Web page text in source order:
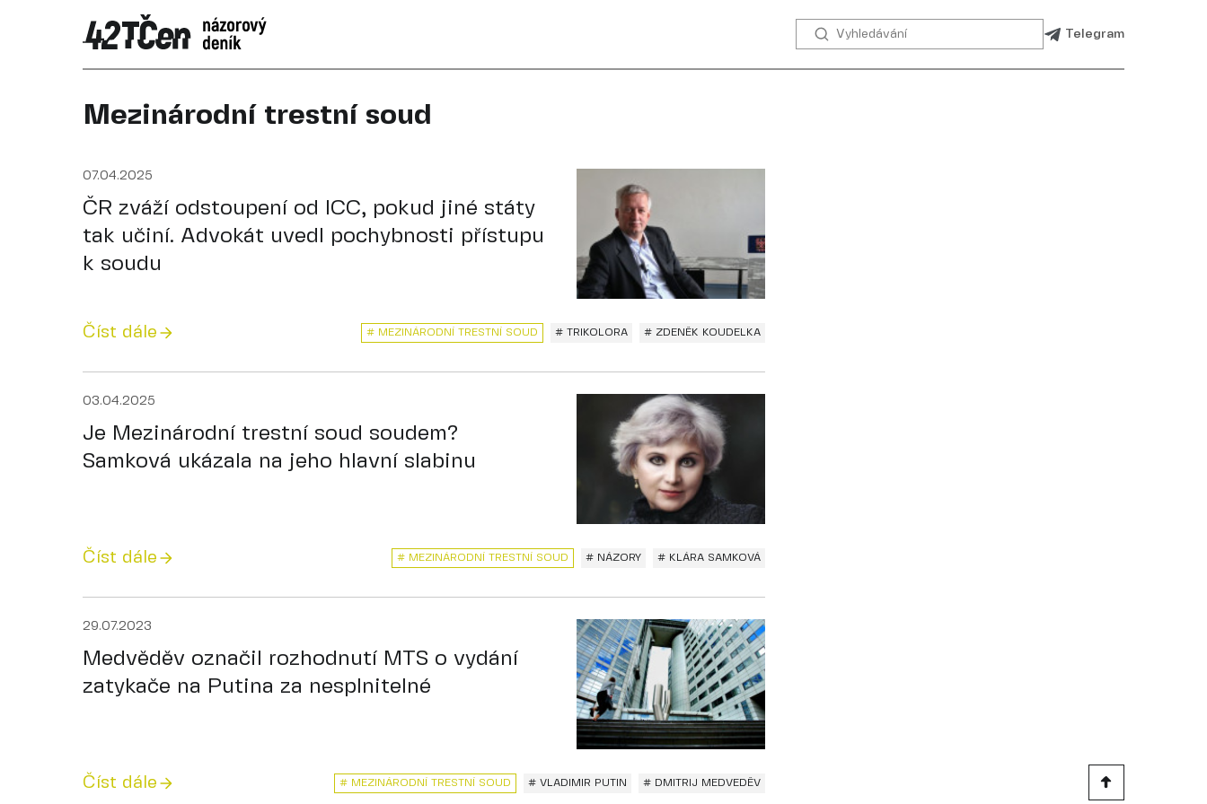
Telegram
Mezinárodní trestní soud
07.04.2025
ČR zváží odstoupení od ICC, pokud jiné státy
tak učiní. Advokát uvedl pochybnosti přístupu
k soudu
Číst dále # MEZINÁRODNÍ TRESTNÍ SOUD # TRIKOLORA # ZDENĚK KOUDELKA
03.04.2025
Je Mezinárodní trestní soud soudem?
Samková ukázala na jeho hlavní slabinu
Číst dále # MEZINÁRODNÍ TRESTNÍ SOUD # NÁZORY # KLÁRA SAMKOVÁ
29.07.2023
Medvěděv označil rozhodnutí MTS o vydání
zatykače na Putina za nesplnitelné
Číst dále # VLADIMIR PUTIN # DMITRIJ MEDVEDĚV
# MEZINÁRODNÍ TRESTNÍ SOUD